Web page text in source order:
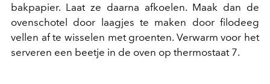
bakpapier. Laat ze daarna afkoelen. Maak dan de
ovenschotel door laagjes te maken door filodeeg
vellen af te wisselen met groenten. Verwarm voor het
serveren een beetje in de oven op thermostaat 7.